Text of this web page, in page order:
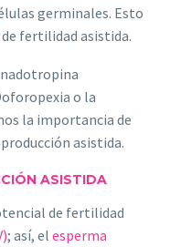
germinales. Esto
fertilidad asistida.
o la
la importancia de
asistida.
ASISTIDA
de fertilidad
; así, el esperma